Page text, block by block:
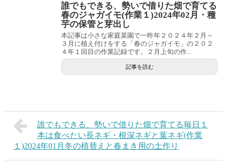
誰でもできる、勢いで借りた畑で育てる
春のジャガイモ(作業１)2024年02月・種
芋の保管と芽出し
本記事は小さな家庭菜園で一昨年２０２４年２月～
３月に植え付けをする「春のジャガイモ」の２０２
４年１回目の作業記録です。２月上旬の作...
記事を読む
誰でもできる、勢いで借りた畑で育てる毎日１
本は食べたい長ネギ・根深ネギと葉ネギ(作業
１)2024年01月冬の植替えと春まき用の土作り